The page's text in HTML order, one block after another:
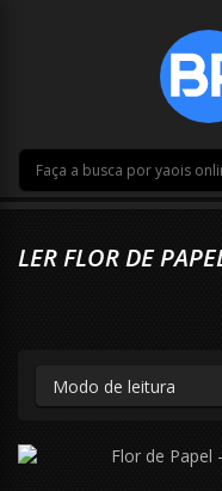
LER FLOR DE